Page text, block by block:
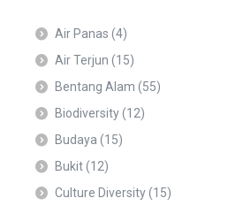
Air Panas (4)
Air Terjun (15)
Bentang Alam (55)
Biodiversity(12)
Budaya (15)
Bukit(12)
Culture Diversity(15)